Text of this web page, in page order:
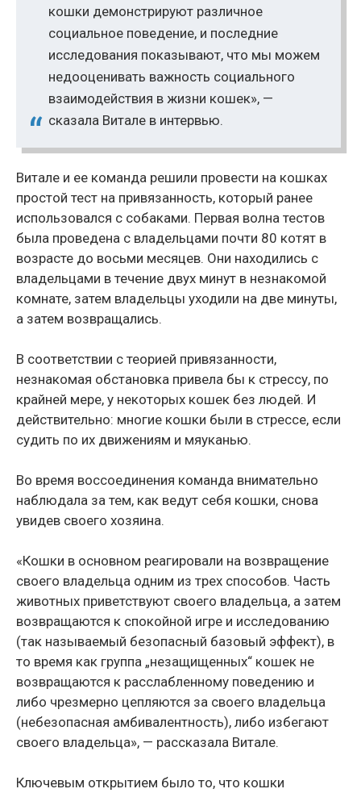
кошки демонстрируют различное
социальное поведение, и последние
исследования показывают, что мы можем
недооценивать важность социального
взаимодействия в жизни кошек», —
сказала Витале в интервью.
Витале и ее команда решили провести на кошках
простой тест на привязанность, который ранее
использовался с собаками. Первая волна тестов
была проведена с владельцами почти 80 котят в
возрасте до восьми месяцев. Они находились с
владельцами в течение двух минут в незнакомой
комнате, затем владельцы уходили на две минуты,
а затем возвращались.
В соответствии с теорией привязанности,
незнакомая обстановка привела бы к стрессу, по
крайней мере, у некоторых кошек без людей. И
действительно: многие кошки были в стрессе, если
судить по их движениям и мяуканью.
Во время воссоединения команда внимательно
наблюдала за тем, как ведут себя кошки, снова
увидев своего хозяина.
«Кошки в основном реагировали на возвращение
своего владельца одним из трех способов. Часть
животных приветствуют своего владельца, а затем
возвращаются к спокойной игре и исследованию
(так называемый безопасный базовый эффект), в
то время как группа „незащищенных“ кошек не
возвращаются к расслабленному поведению и
либо чрезмерно цепляются за своего владельца
(небезопасная амбивалентность), либо избегают
своего владельца», — рассказала Витале.
Ключевым открытием было то, что кошки